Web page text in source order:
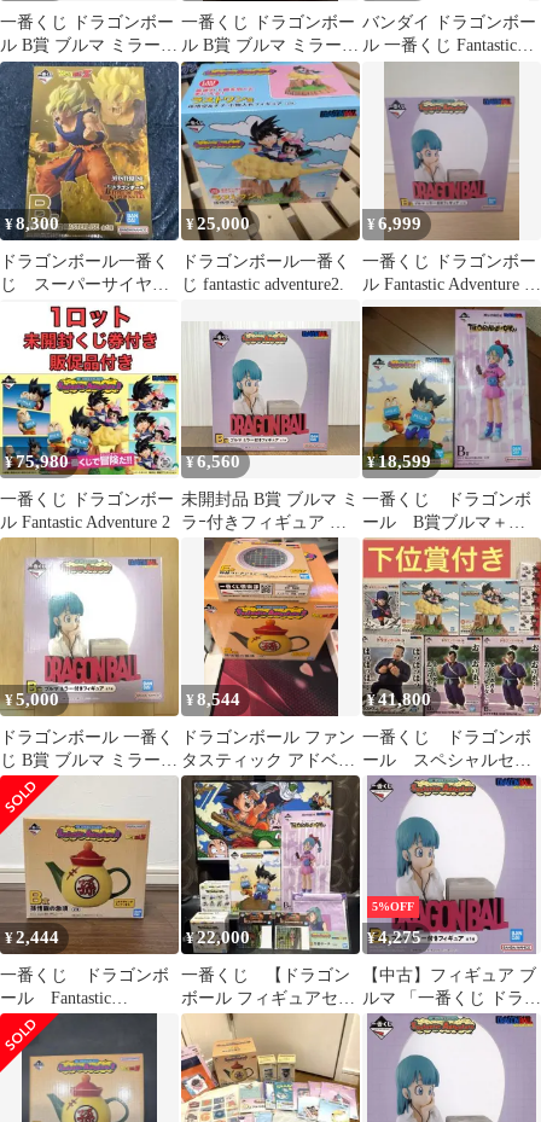
一番くじ ドラゴンボー
ル B賞 ブルマ ミラー付
きフィギュア
一番くじ ドラゴンボー
ル B賞 ブルマ ミラー付
きフィギュア
バンダイ ドラゴンボー
ル 一番くじ Fantastic
ミラー付きフィギュア
フィギュア
¥8,300
ドラゴンボール一番く
じ スーパーサイヤー
人孫悟空フィギュア
タオル アクスタなど
¥25,000
ドラゴンボール一番く
じ fantastic adventure2.
¥6,999
一番くじ ドラゴンボー
ル Fantastic Adventure ブ
ルマ＋下位賞
¥75,980
一番くじ ドラゴンボー
ル Fantastic Adventure 2
¥6,560
未開封品 B賞 ブルマ ミ
ラｰ付きフィギュア 一
番くじ ドラゴンボｰル
Fantastic Adventure ドラ
ゴンボｰル
¥18,599
一番くじ ドラゴンボ
ール B賞ブルマ＋孫
悟空＆クリリン牛乳配
達フィギュア＋α
¥5,000
ドラゴンボール 一番く
じ B賞 ブルマ ミラー付
きフィギュア
¥8,544
ドラゴンボール ファン
タスティック アドベン
チャー2 B賞 孫悟飯 テ
ィーポット + ソーサー
¥41,800
一番くじ ドラゴンボ
ール スペシャルセッ
ト
¥2,444
一番くじ ドラゴンボ
ール Fantastic
Adventure 2 B賞
¥22,000
一番くじ 【ドラゴン
ボール フィギュアセッ
ト】
5%OFF
¥4,275
【中古】フィギュア ブ
ルマ 「一番くじ ドラゴ
ンボール Fantastic
Adventure」 B賞 ミラー
付きフィギュア